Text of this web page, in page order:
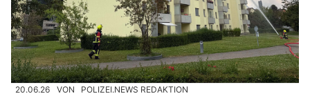
20.06.26 VON POLIZEI.NEWS REDAKTION